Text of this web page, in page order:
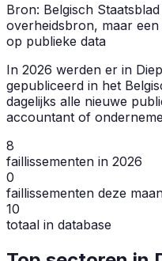
Bron: Belgisch
overheidsbron, maar
op publieke data
In 2026 werden er in
gepubliceerd in het
dagelijks alle nieuwe
accountant of
8
faillissementen in 2026
0
faillissementen deze
10
totaal in database